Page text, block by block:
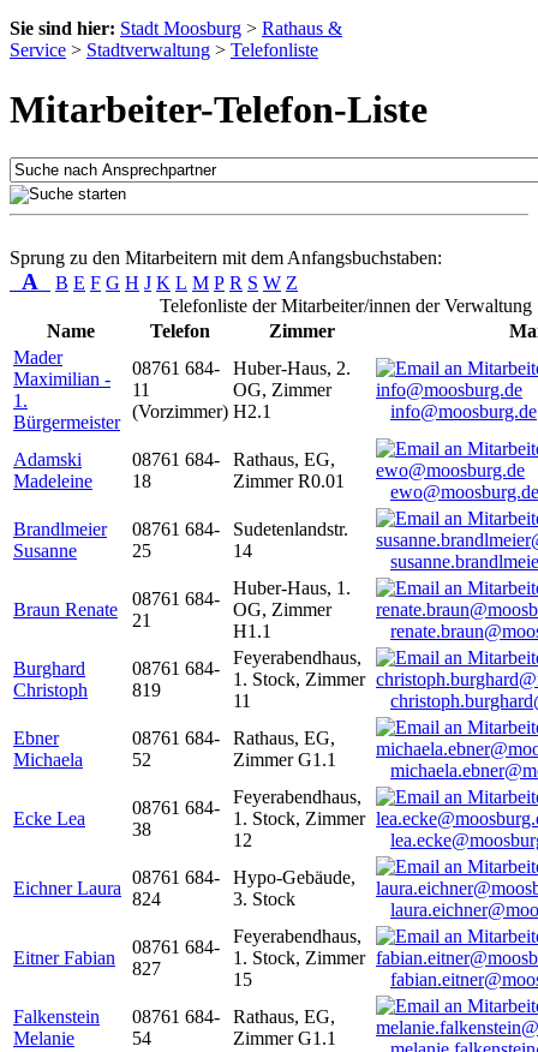
Sie sind hier: Stadt Moosburg > Rathaus &
Service > Stadtverwaltung > Telefonliste
Mitarbeiter-Telefon-Liste
Sprung zu den Mitarbeitern mit dem Anfangsbuchstaben:
A B E F G H J K L M P R S W Z
Telefonliste der Mitarbeiter/innen der Verwaltung
Name
Telefon Zimmer
Mader
Maximilian -
1.
Bürgermeister
08761 684-
11
(Vorzimmer)
Huber-Haus, 2.
OG, Zimmer
H2.1
info@moosburg.de
Adamski
Madeleine
08761 684-
18
Rathaus, EG,
Zimmer R0.01
ewo@moosburg.de
Brandlmeier
Susanne
08761 684-
25
Sudetenlandstr.
14
Braun Renate
08761 684-
21
Huber-Haus, 1.
OG, Zimmer
H1.1
Burghard
Christoph
08761 684-
819
Feyerabendhaus,
1. Stock, Zimmer
11
Ebner
Michaela
08761 684-
52
Rathaus, EG,
Zimmer G1.1
Ecke Lea
08761 684-
38
Feyerabendhaus,
1. Stock, Zimmer
12
Eichner Laura
08761 684-
824
Hypo-Gebäude,
3. Stock
Eitner Fabian
08761 684-
827
Feyerabendhaus,
1. Stock, Zimmer
15
Falkenstein
Melanie
08761 684-
54
Rathaus, EG,
Zimmer G1.1